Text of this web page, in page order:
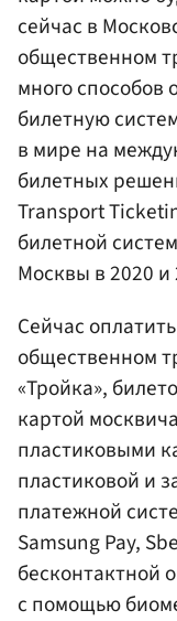
сейчас в
общественном
много способов
билетную
в мире на
билетных
Transport
билетной
Москвы в 2020 и
Сейчас
общественном
«Тройка»,
картой
пластиковыми
пластиковой и
платежной
Samsung Pay,
бесконтактной
с помощью